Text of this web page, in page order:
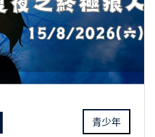
青少年